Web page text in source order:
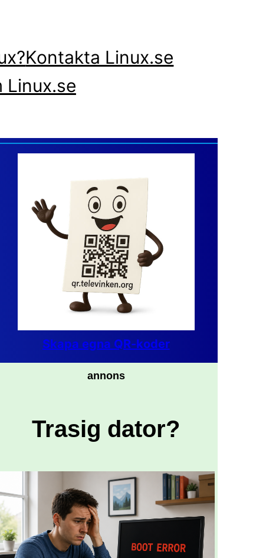
Kontakta Linux.se
Linux.se
Skapa egna QR-koder
annons
Trasig dator?